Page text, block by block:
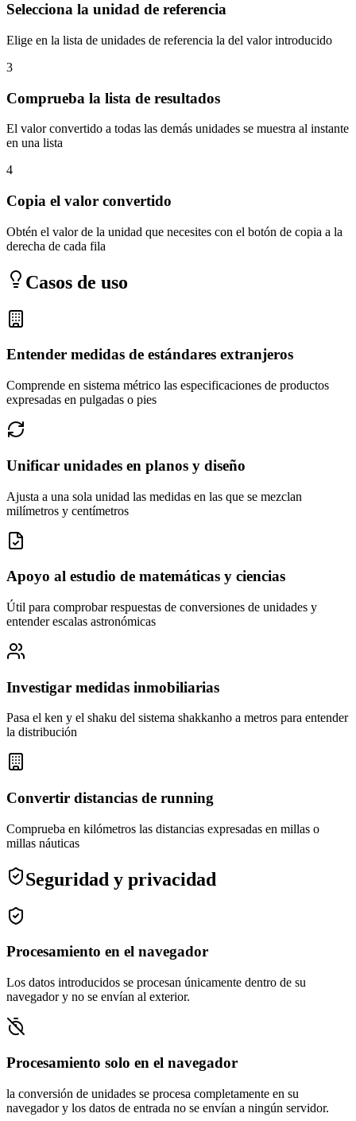
Selecciona la unidad de referencia
Elige en la lista de unidades de referencia la del valor introducido
3
Comprueba la lista de resultados
El valor convertido a todas las demás unidades se muestra al instante
en una lista
4
Copia el valor convertido
Obtén el valor de la unidad que necesites con el botón de copia a la
derecha de cada fila
Casos de uso
Entender medidas de estándares extranjeros
Comprende en sistema métrico las especificaciones de productos
expresadas en pulgadas o pies
Unificar unidades en planos y diseño
Ajusta a una sola unidad las medidas en las que se mezclan
milímetros y centímetros
Apoyo al estudio de matemáticas y ciencias
Útil para comprobar respuestas de conversiones de unidades y
entender escalas astronómicas
Investigar medidas inmobiliarias
Pasa el ken y el shaku del sistema shakkanho a metros para entender
la distribución
Convertir distancias de running
Comprueba en kilómetros las distancias expresadas en millas o
millas náuticas
Seguridad y privacidad
Procesamiento en el navegador
Los datos introducidos se procesan únicamente dentro de su
navegador y no se envían al exterior.
Procesamiento solo en el navegador
la conversión de unidades se procesa completamente en su
navegador y los datos de entrada no se envían a ningún servidor.